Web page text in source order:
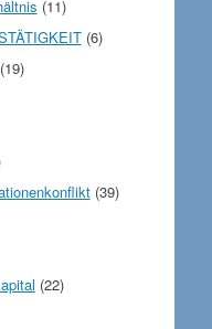
(11)
(6)
(39)
(22)